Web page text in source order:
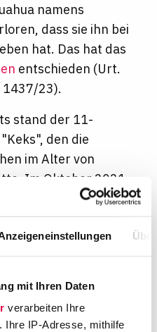
mit Ihren Daten
verarbeiten Ihre
Ihre IP-Adresse, mithilfe
namens
dass sie ihn bei
hat. Das hat das
entschieden (Urt.
1437/23).
stand der 11-
den die
im Alter von
Im Oktober 2021
aufgrund ihrer
Situation
gegeben. Zu dem
von
den Hund bei